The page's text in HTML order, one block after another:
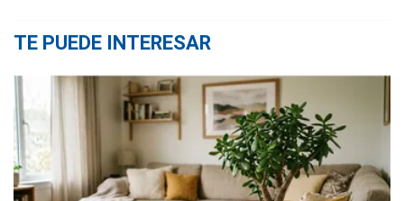
TE PUEDE INTERESAR